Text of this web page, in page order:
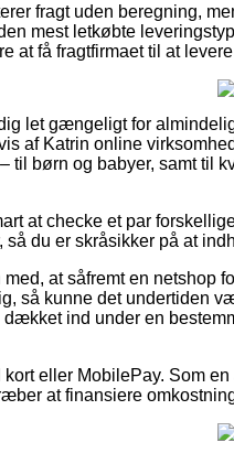
fragt uden beregning,
mest letkøbte
at få fragtfirmaet til at
let gængeligt for
af Katrin online
til børn og babyer, samt til
at checke et par
så du er skråsikker på at
at såfremt en netshop
så kunne det undertiden
dækket ind under en
eller MobilePay. Som
at finansiere